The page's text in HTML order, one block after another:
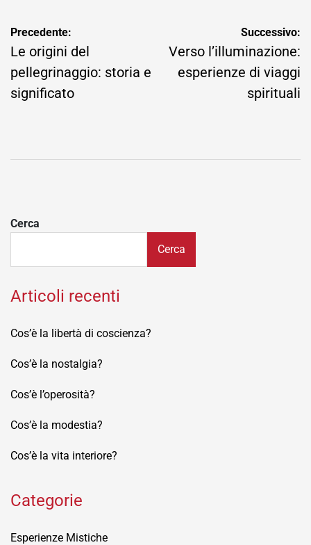
Navigazione
articoli
Precedente:
Le origini del
pellegrinaggio: storia e
significato
Successivo:
Verso l’illuminazione:
esperienze di viaggi
spirituali
Cerca
Cerca
Articoli recenti
Cos’è la libertà di coscienza?
Cos’è la nostalgia?
Cos’è l’operosità?
Cos’è la modestia?
Cos’è la vita interiore?
Categorie
Esperienze Mistiche